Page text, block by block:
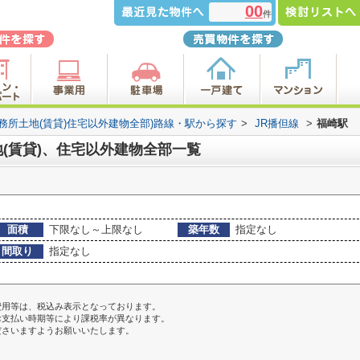
00件
所土地(賃貸)住宅以外建物全部)路線・駅から探す > JR播但線 > 福崎駅
賃貸)、住宅以外建物全部一覧
面積 下限なし～上限なし 築年数
指定なし
間取り
指定なし
等は、税込み表示となっております。
払い時期等により課税率が異なります。
いますようお願いいたします。